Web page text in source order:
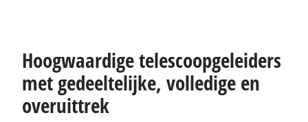
Hoogwaardige telescoopgeleiders
met gedeeltelijke, volledige en
overuittrek